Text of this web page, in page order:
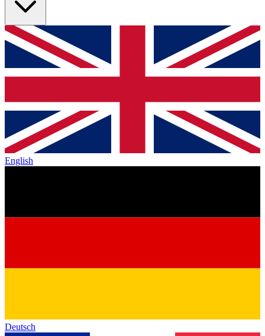
English
Deutsch